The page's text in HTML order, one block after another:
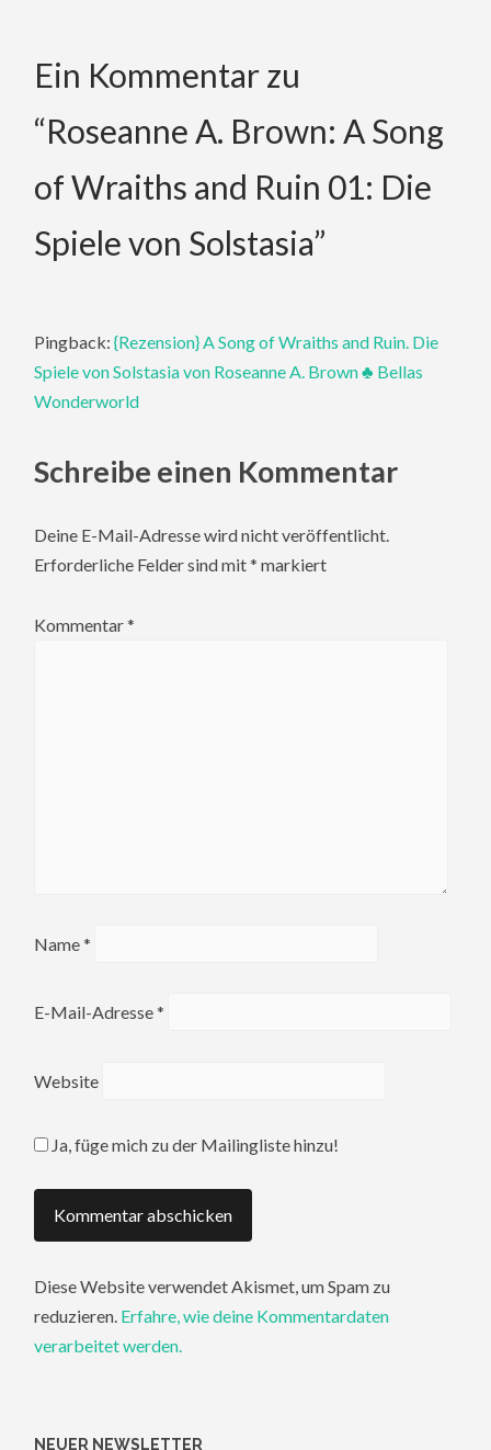
Ein Kommentar zu
“Roseanne A. Brown: A Song
of Wraiths and Ruin 01: Die
Spiele von Solstasia”
Pingback:{Rezension} A Song of Wraiths and Ruin. Die
Spiele von Solstasia von Roseanne A. Brown ♣ Bellas
Wonderworld
Schreibe einen Kommentar
Deine E-Mail-Adresse wird nicht veröffentlicht.
Erforderliche Felder sind mit* markiert
Kommentar*
Name*
E-Mail-Adresse*
Website
Ja, füge mich zu der Mailingliste hinzu!
Diese Website verwendet Akismet, um Spam zu
reduzieren. Erfahre, wie deine Kommentardaten
verarbeitet werden.
NEUER NEWSLETTER